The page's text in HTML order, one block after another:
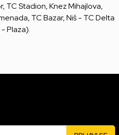
TC Stadion, Knez Mihajlova,
TC Bazar, Niš - TC Delta
Plaza).